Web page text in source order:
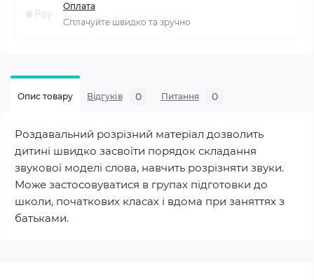
Оплата
Сплачуйте швидко та зручно
Опис товару Відгуків 0 Питання 0
Роздавальний розрізний матеріал дозволить
дитині швидко засвоїти порядок складання
звукової моделі слова, навчить розрізняти звуки.
Може застосовуватися в групах підготовки до
школи, початкових класах і вдома при заняттях з
батьками.